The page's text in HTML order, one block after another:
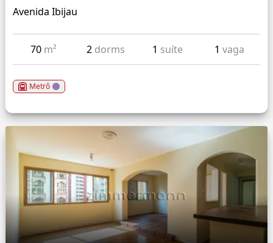
Avenida Ibijau
70 m² 2 dorms 1 suíte 1 vaga
Metrô